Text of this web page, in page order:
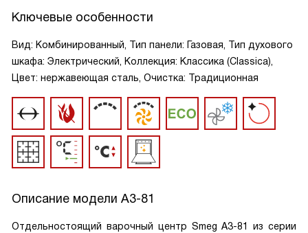
Ключевые особенности
Вид: Комбинированный, Тип панели: Газовая, Тип духового
шкафа: Электрический, Коллекция: Классика (Classica),
Цвет: нержавеющая сталь, Очистка: Традиционная
Описание модели A3-81
Отдельностоящий варочный центр Smeg A3-81 из серии